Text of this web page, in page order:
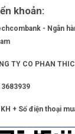
khoản:
- Ngân
TY CO PHAN
+ Số điện thoại